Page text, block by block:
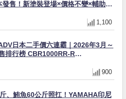
發售！新塗裝登場×價格不變×輔助滑
1,100
日本二手價六連霸｜2026年3月～
排行榜 CBR1000RR-R
900
、鮪魚60公斤照扛！YAMAHA印尼